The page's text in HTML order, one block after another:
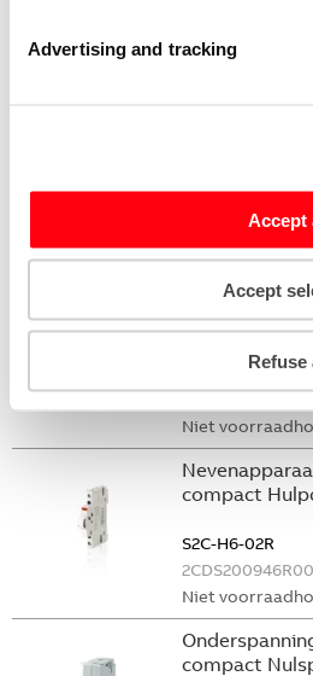
Advertising and tracking
Accept
Accept
Refuse
M compact
Niet
compact
S2C-H20L
Niet
compact
S2C-H6-02R
Niet
compact